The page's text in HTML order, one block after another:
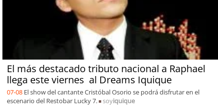
El más destacado tributo nacional a Raphael
llega este viernes al Dreams Iquique
07-08 El show del cantante Cristóbal Osorio se podrá disfrutar en el
escenario del Restobar Lucky 7.
soyiquique